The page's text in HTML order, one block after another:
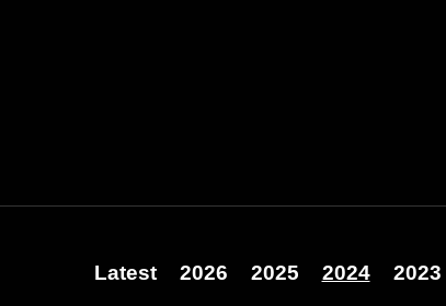
Latest 2026 2025 2024
2023